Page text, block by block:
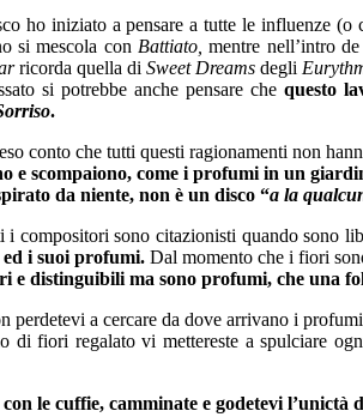
ho iniziato a pensare a tutte le influenze
si mescola con Battiato, mentre nell’intro de
ricorda quella di Sweet Dreams degli
si potrebbe anche pensare che questo
.
conto che tutti questi ragionamenti non
e scompaiono, come i profumi in un
da niente, non è un disco “a la
i compositori sono citazionisti quando sono
ed i suoi profumi. Dal momento che i fiori
e distinguibili ma sono profumi, che una
perdetevi a cercare da dove arrivano i
di fiori regalato vi mettereste a spulciare
le cuffie, camminate e godetevi l’unictà